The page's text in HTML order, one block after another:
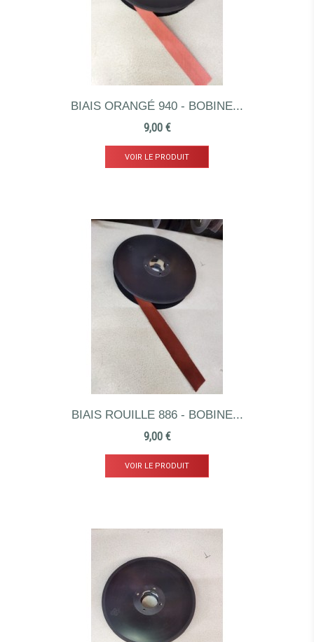
BIAIS ORANGÉ 940 - BOBINE...
Prix
9,00 €
VOIR LE PRODUIT
BIAIS ROUILLE 886 - BOBINE...
Prix
9,00 €
VOIR LE PRODUIT